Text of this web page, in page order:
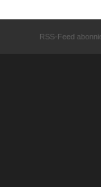
RSS-Feed